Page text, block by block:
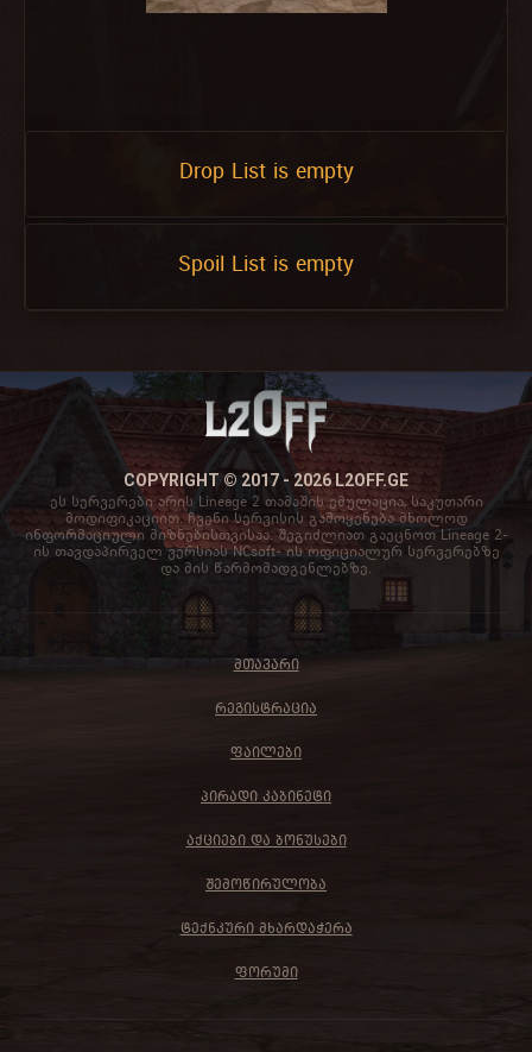
Drop List is empty
Spoil List is empty
COPYRIGHT © 2017 - 2026 L2OFF.GE
ეს სერვერები არის Lineage 2 თამაშის ემულაცია, საკუთარი
მოდიფიკაციით. ჩვენი სერვისის გამოყენება მხოლოდ
ინფორმაციული მიზნებისთვისაა. შეგიძლიათ გაეცნოთ Lineage 2-
ის თავდაპირველ ვერსიას NCsoft- ის ოფიციალურ სერვერებზე
და მის წარმომადგენლებზე.
ᲛᲗᲐᲕᲐᲠᲘ
ᲠᲔᲒᲘᲡᲢᲠᲐᲪᲘᲐ
ᲤᲐᲘᲚᲔᲑᲘ
ᲞᲘᲠᲐᲓᲘ ᲙᲐᲑᲘᲜᲔᲢᲘ
ᲐᲥᲪᲘᲔᲑᲘ ᲓᲐ ᲑᲝᲜᲣᲡᲔᲑᲘ
ᲨᲔᲛᲝᲬᲘᲠᲣᲚᲝᲑᲐ
ᲢᲔᲥᲜᲙᲣᲠᲘ ᲛᲮᲐᲠᲓᲐᲭᲔᲠᲐ
ᲤᲝᲠᲣᲛᲘ